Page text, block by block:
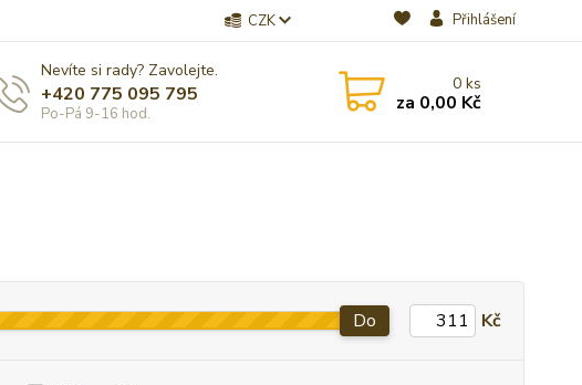
CZK Přihlášení
Nevíte si rady? Zavolejte.
+420 775 095 795
Po-Pá 9-16 hod.
0ks
za 0,00 Kč
Do Kč